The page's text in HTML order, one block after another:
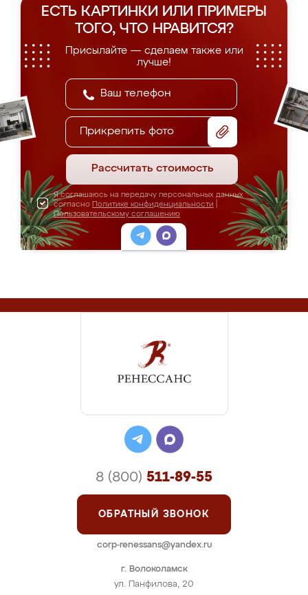
ЕСТЬ КАРТИНКИ ИЛИ ПРИМЕРЫ
ТОГО, ЧТО НРАВИТСЯ?
Присылайте — сделаем также или
лучше!
Прикрепить фото
Рассчитать стоимость
Я соглашаюсь на передачу персональных данных
согласно Политике конфиденциальности
Пользовательскому соглашению
г. Волоколамск
ул. Панфилова, 20
8 (800) 511-89-55
ОБРАТНЫЙ ЗВОНОК
corp-renessans@yandex.ru